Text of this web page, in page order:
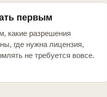
первым
какие разрешения
где нужна лицензия,
не требуется вовсе.